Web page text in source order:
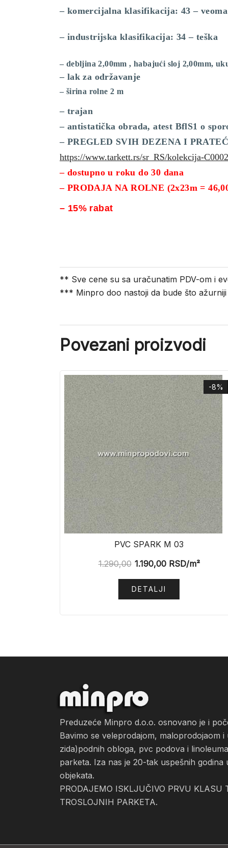
– komercijalna klasifikacija: 43 –
– industrijska klasifikacija: 34 – teška
– debljina 2,00mm , habajući sloj 2,00mm,
– lak za održavanje
– širina rolne 2 m
– trajan
– antistatička obrada, atest BflS1 o
– PREGLED SVIH DEZENA I
https://www.tarkett.rs/sr_RS/kolekcija-
– dostupno u roku do 30 dana
– PRODAJA NA ROLNE (2x23m =
– 15% rabat
** Sve cene su sa uračunatim PDV-om i
*** Minpro doo nastoji da bude što
Povezani proizvodi
-8%
PVC SPARK M 03
1.290,00 1.190,00RSD/m²
DETALJI
Preduzeće Minpro d.o.o. osnovano je i
Bavimo se veleprodajom, maloprodojaom
zida)podnih obloga, pvc podova i
parketa. Iza nas je 20-tak uspešnih
objekata.
PRODAJEMO ISKLJUČIVO PRVU
TROSLOJNIH PARKETA.